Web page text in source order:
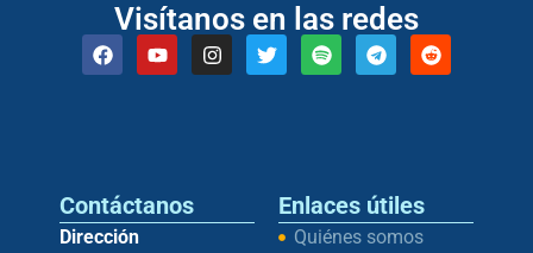
Visítanos en las redes
Contáctanos
Dirección
Enlaces útiles
Quiénes somos